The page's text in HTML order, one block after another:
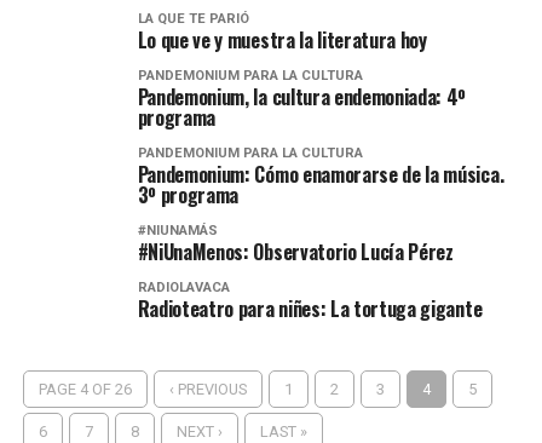
LA QUE TE PARIÓ
Lo que ve y muestra la literatura hoy
PANDEMONIUM PARA LA CULTURA
Pandemonium, la cultura endemoniada: 4º
programa
PANDEMONIUM PARA LA CULTURA
Pandemonium: Cómo enamorarse de la música.
3º programa
#NIUNAMÁS
#NiUnaMenos: Observatorio Lucía Pérez
RADIOLAVACA
Radioteatro para niñes: La tortuga gigante
PAGE 4 OF 26 ‹ PREVIOUS 1 2 3 4 5
6 7 8 NEXT › LAST »